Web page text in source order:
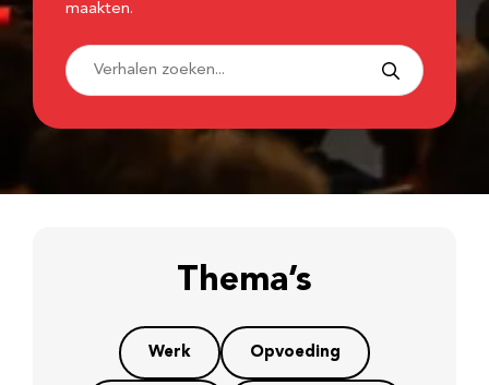
maakten.
Thema’s
Werk Opvoeding